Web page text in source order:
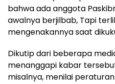
bahwa ada anggota
awalnya berjilbab, Tapi
mengenakannya saat
Dikutip dari beberapa
menanggapi kabar
misalnya, menilai